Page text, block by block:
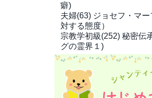
癖)
夫婦(63) ジョセフ・マ
対する態度）
宗教学初級(252) 秘密伝
グの霊界１)